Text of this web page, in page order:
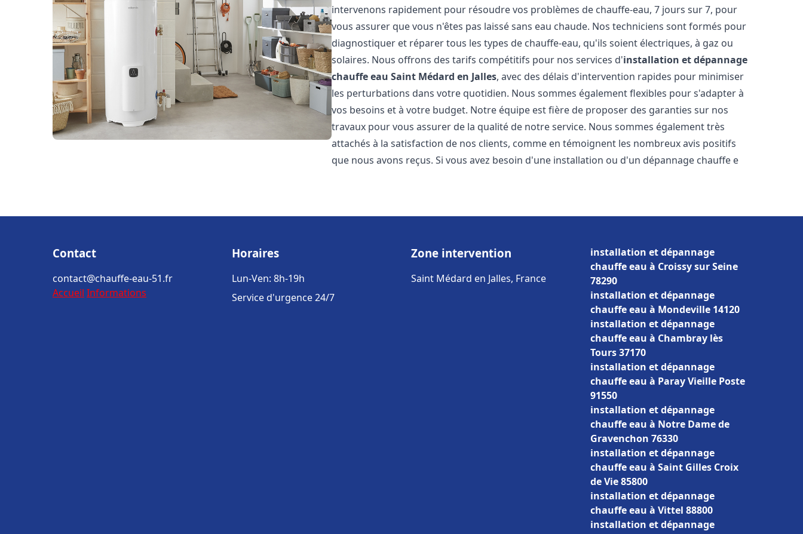
intervenons rapidement pour résoudre vos problèmes de chauffe-eau, 7 jours sur 7, pour
vous assurer que vous n'êtes pas laissé sans eau chaude. Nos techniciens sont formés pour
diagnostiquer et réparer tous les types de chauffe-eau, qu'ils soient électriques, à gaz ou
solaires. Nous offrons des tarifs compétitifs pour nos services d'installation et dépannage
chauffe eau Saint Médard en Jalles, avec des délais d'intervention rapides pour minimiser
les perturbations dans votre quotidien. Nous sommes également flexibles pour s'adapter à
vos besoins et à votre budget. Notre équipe est fière de proposer des garanties sur nos
travaux pour vous assurer de la qualité de notre service. Nous sommes également très
attachés à la satisfaction de nos clients, comme en témoignent les nombreux avis positifs
que nous avons reçus. Si vous avez besoin d'une installation ou d'un dépannage chauffe e
Contact
contact@chauffe-eau-51.fr
Accueil Informations
Horaires
Lun-Ven: 8h-19h
Service d'urgence 24/7
Zone intervention
Saint Médard en Jalles, France
installation et dépannage
chauffe eau à Croissy sur Seine
78290
installation et dépannage
chauffe eau à Mondeville 14120
installation et dépannage
chauffe eau à Chambray lès
Tours 37170
installation et dépannage
chauffe eau à Paray Vieille Poste
91550
installation et dépannage
chauffe eau à Notre Dame de
Gravenchon 76330
installation et dépannage
chauffe eau à Saint Gilles Croix
de Vie 85800
installation et dépannage
chauffe eau à Vittel 88800
installation et dépannage